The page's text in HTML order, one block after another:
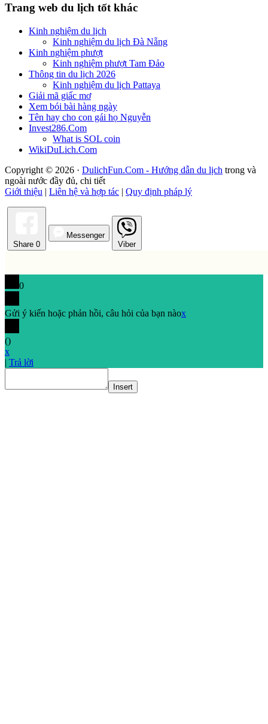
Trang web du lịch tốt khác
Kinh nghiệm du lịch
Kinh nghiệm du lịch Đà Nẵng
Kinh nghiệm phượt
Kinh nghiệm phượt Tam Đảo
Thông tin du lịch 2026
Kinh nghiệm du lịch Pattaya
Giải mã giấc mơ
Xem bói bài hàng ngày
Tên hay cho con gái họ Nguyễn
Invest286.Com
What is SOL coin
WikiDuLich.Com
Copyright © 2026 · DulichFun.Com - Hướng dẫn du lịch trong và
ngoài nước đầy đủ, chi tiết
Giới thiệu | Liên hệ và hợp tác | Quy định pháp lý
Share 0
Messenger
Viber
0
Gửi ý kiến hoặc phản hồi, câu hỏi của bạn nàox
()
x
| Trả lời
Insert